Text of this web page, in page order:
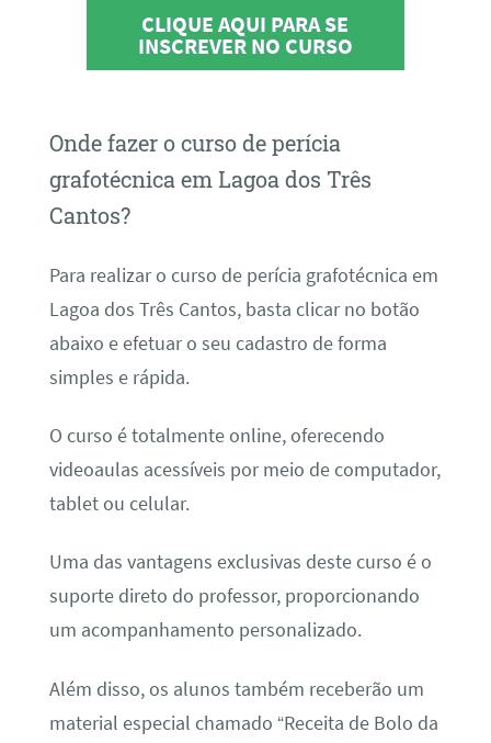
CLIQUE AQUI PARA SE
INSCREVER NO CURSO
Onde fazer o curso de perícia
grafotécnica em Lagoa dos Três
Cantos?
Para realizar o curso de perícia grafotécnica em
Lagoa dos Três Cantos, basta clicar no botão
abaixo e efetuar o seu cadastro de forma
simples e rápida.
O curso é totalmente online, oferecendo
videoaulas acessíveis por meio de computador,
tablet ou celular.
Uma das vantagens exclusivas deste curso é o
suporte direto do professor, proporcionando
um acompanhamento personalizado.
Além disso, os alunos também receberão um
material especial chamado “Receita de Bolo da